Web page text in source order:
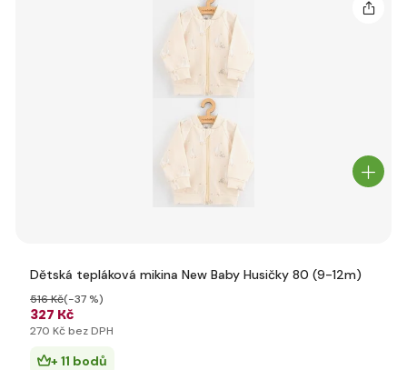
Dětská tepláková mikina New Baby Husičky 80 (9-12m)
327 Kč
516 Kč(-37 %)
270 Kč bez DPH
+ 11 bodů